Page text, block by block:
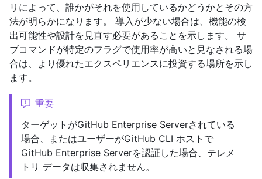
リによって、誰かがそれを使用しているかどうかとその方
法が明らかになります。 導入が少ない場合は、機能の検
出可能性や設計を見直す必要があることを示します。 サ
ブコマンドが特定のフラグで使用率が高いと見なされる場
合は、より優れたエクスペリエンスに投資する場所を示し
ます。
重要
ターゲットがGitHub Enterprise Serverされている
場合、またはユーザーがGitHub CLI ホストで
GitHub Enterprise Serverを認証した場合、テレメ
トリ データは収集されません。